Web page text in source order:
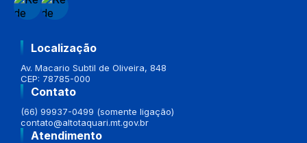
Localização
Av. Macario Subtil de Oliveira, 848
CEP: 78785-000
Contato
(66) 99937-0499 (somente ligação)
contato@altotaquari.mt.gov.br
Atendimento